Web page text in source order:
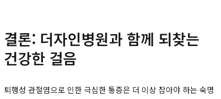
결론: 더자인병원과 함께 되찾는
건강한 걸음
퇴행성 관절염으로 인한 극심한 통증은 더 이상 참아야 하는 숙명